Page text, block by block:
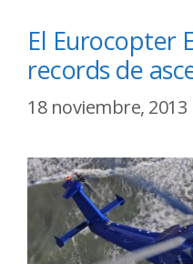
El Eurocopter
records de
18 noviembre, 2013